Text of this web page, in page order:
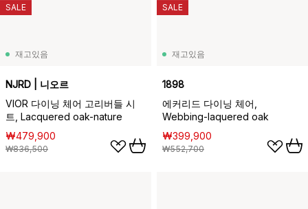
재고있음
NJRD | 니오르
VIOR 다이닝 체어 고리버들 시
트, Lacquered oak-nature
₩479,900
₩836,500
SALE
재고있음
1898
에커리드 다이닝 체어,
Webbing-laquered oak
₩399,900
₩552,700
SALE